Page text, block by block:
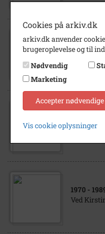
1967
1970 -
Ved
Cookies på arkiv.dk
arkiv.dk anvender
brugeroplevelse og til
Nødvendig
Marketing
Accepter nødvendige
Vis cookie oplysninger